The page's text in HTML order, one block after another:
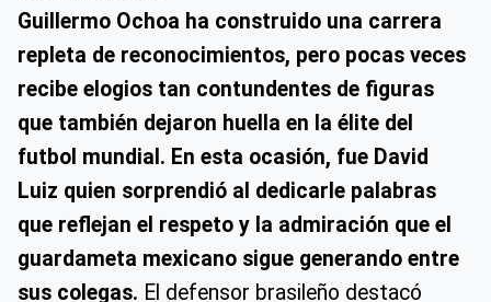
Guillermo Ochoa ha construido una carrera
repleta de reconocimientos, pero pocas veces
recibe elogios tan contundentes de figuras
que también dejaron huella en la élite del
futbol mundial. En esta ocasión, fue David
Luiz quien sorprendió al dedicarle palabras
que reflejan el respeto y la admiración que el
guardameta mexicano sigue generando entre
sus colegas. El defensor brasileño destacó